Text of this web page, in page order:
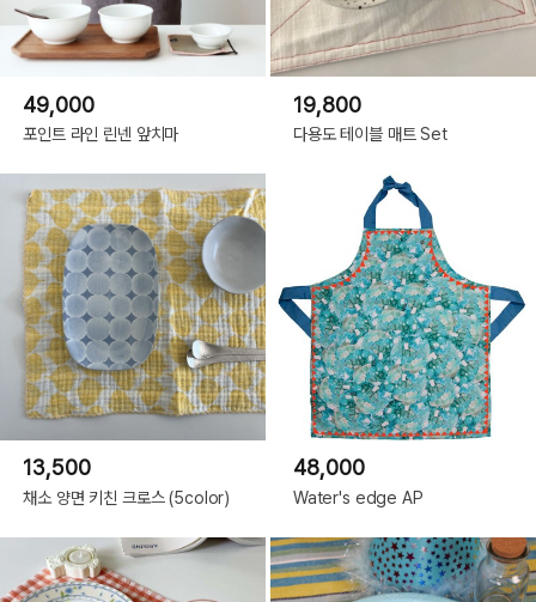
!! 첫 세탁은 가벼운 단독세탁 후 사용바랍니다 !!
망에 넣어 찬물세탁
건조기 사용불가
약 50cm x 35cm
거즈소재 특성상 재단에 편차가 있어,
1~3cm 오차가 있을 수 있습니다.
49,000
포인트 라인 린넨 앞치마
19,800
다용도 테이블 매트 Set
13,500
채소 양면 키친 크로스 (5color)
48,000
Water's edge AP